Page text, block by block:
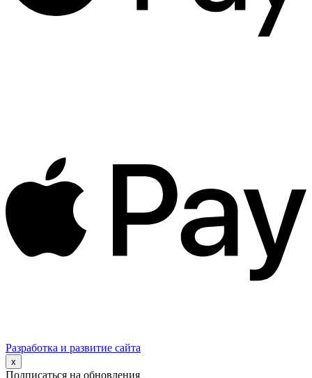
Разработка и развитие сайта
x
Подписаться на обновления